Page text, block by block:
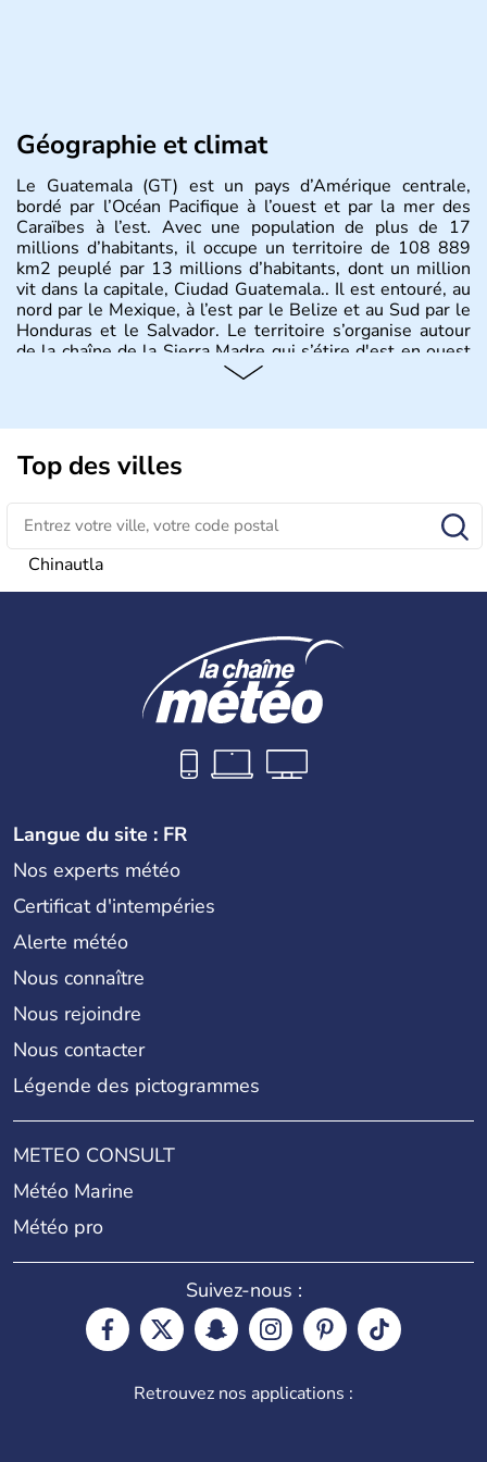
Géographie et climat
Le Guatemala (GT) est un pays d’Amérique centrale,
bordé par l’Océan Pacifique à l’ouest et par la mer des
Caraïbes à l’est. Avec une population de plus de 17
millions d’habitants, il occupe un territoire de 108 889
km2 peuplé par 13 millions d’habitants, dont un million
vit dans la capitale, Ciudad Guatemala.. Il est entouré, au
nord par le Mexique, à l’est par le Belize et au Sud par le
Honduras et le Salvador. Le territoire s’organise autour
de la chaîne de la Sierra Madre qui s’étire d'est en ouest
et culmine à 4211m au Mont Tajumulco,et se structure
paysages de volcans et de forêt tropicale.
Top des villes
Chinautla
Langue du site : FR
Nos experts météo
Certificat d'intempéries
Alerte météo
Nous connaître
Nous rejoindre
Nous contacter
Légende des pictogrammes
METEO CONSULT
Météo Marine
Météo pro
Suivez-nous :
Retrouvez nos applications :